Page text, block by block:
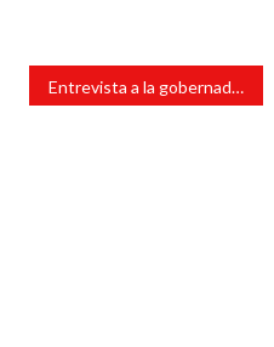
Entrevista a la gobernadora Rocío Nahle García en CDMX